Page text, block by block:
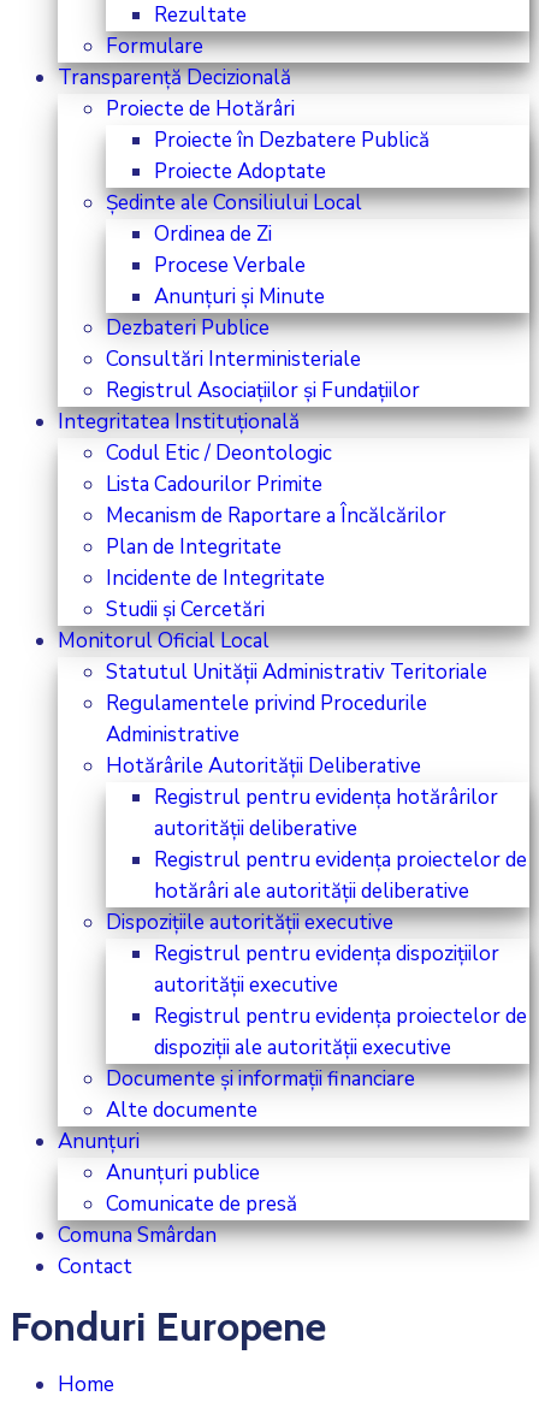
Rezultate
Formulare
Transparență Decizională
Proiecte de Hotărâri
Proiecte în Dezbatere Publică
Proiecte Adoptate
Ședinte ale Consiliului Local
Ordinea de Zi
Procese Verbale
Anunțuri și Minute
Dezbateri Publice
Consultări Interministeriale
Registrul Asociațiilor și Fundațiilor
Integritatea Instituțională
Codul Etic / Deontologic
Lista Cadourilor Primite
Mecanism de Raportare a Încălcărilor
Plan de Integritate
Incidente de Integritate
Studii și Cercetări
Monitorul Oficial Local
Statutul Unității Administrativ Teritoriale
Regulamentele privind Procedurile
Administrative
Hotărârile Autorității Deliberative
Registrul pentru evidența hotărârilor
autorității deliberative
Registrul pentru evidența proiectelor de
hotărâri ale autorității deliberative
Dispozițiile autorității executive
Registrul pentru evidența dispozițiilor
autorității executive
Registrul pentru evidența proiectelor de
dispoziții ale autorității executive
Documente și informații financiare
Alte documente
Anunțuri
Anunțuri publice
Comunicate de presă
Comuna Smârdan
Contact
Fonduri Europene
Home